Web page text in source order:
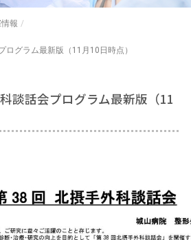
報 /
ログラム最新版（11月10日時点）
談話会プログラム最新版（11